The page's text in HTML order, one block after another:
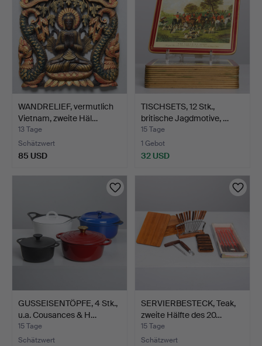
WANDRELIEF, vermutlich
Vietnam, zweite Häl…
13 Tage
Schätzwert
85 USD
TISCHSETS, 12 Stk.,
britische Jagdmotive, …
15 Tage
1 Gebot
32 USD
GUSSEISENTÖPFE, 4 Stk.,
u.a. Cousances & H…
15 Tage
Schätzwert
SERVIERBESTECK, Teak,
zweite Hälfte des 20…
15 Tage
Schätzwert